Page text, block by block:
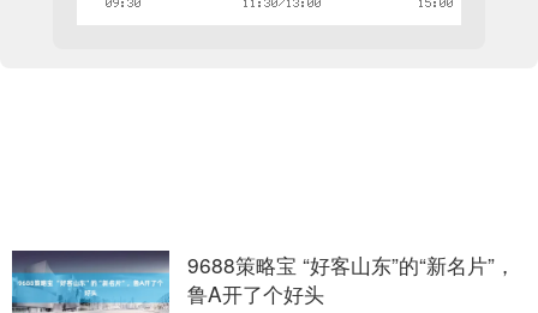
9688策略宝 “好客山东”的“新名片”，
鲁A开了个好头